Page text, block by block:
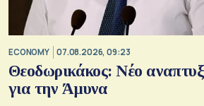
ECONOMY 07.08.2026, 09:23
Θεοδωρικάκος: Νέο
για την Άμυνα